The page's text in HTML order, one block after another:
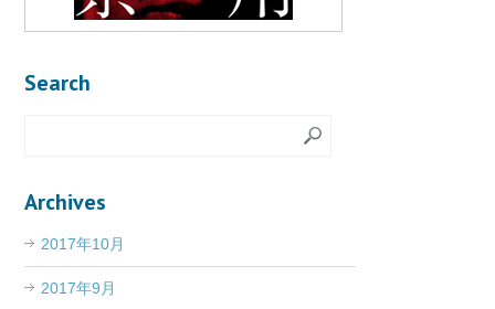
Search
Archives
2017年10月
2017年9月